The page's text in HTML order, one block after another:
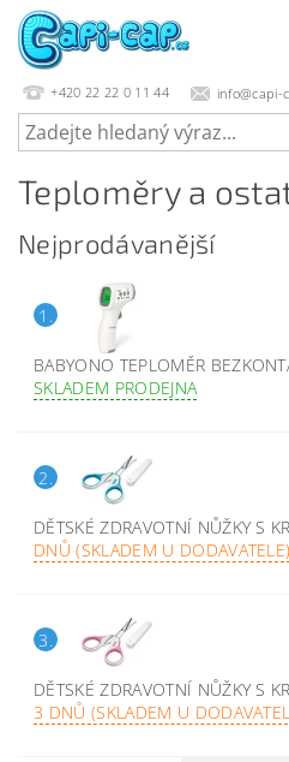
+420 22 22 0 11 44 info@capi-
Teploměry a
Nejprodávanější
1.
BABYONO TEPLOMĚR
SKLADEM PRODEJNA
2.
DĚTSKÉ ZDRAVOTNÍ NŮŽKY S
DNŮ (SKLADEM U DODAVATELE)
3.
DĚTSKÉ ZDRAVOTNÍ NŮŽKY S
3 DNŮ (SKLADEM U